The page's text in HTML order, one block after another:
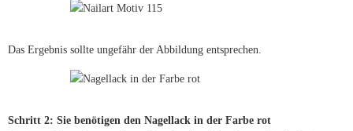
Das Ergebnis sollte ungefähr der Abbildung entsprechen.
Schritt 2: Sie benötigen den Nagellack in der Farbe rot